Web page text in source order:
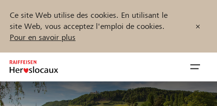
Ce site Web utilise des cookies. En utilisant le
site Web, vous acceptez l'emploi de cookies.
Pour en savoir plus
Inhalt
springen
öffnen